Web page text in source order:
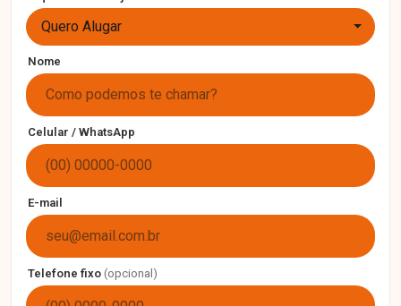
Quero Alugar
Nome
Celular / WhatsApp
E-mail
Telefone fixo (opcional)